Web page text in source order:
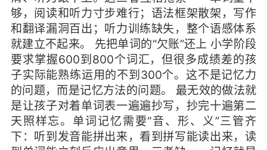
够，阅读和听力寸步难行；语法框架散架，写作
和翻译漏洞百出；听力训练缺失，整个语感体系
就建立不起来。 先把单词的“欠账”还上 小学阶段
要求掌握600到800个词汇，但很多成绩差的孩
子实际能熟练运用的不到300个。这不是记忆力
的问题，而是记忆方法的问题。 最无效的做法就
是让孩子对着单词表一遍遍抄写，抄完十遍第二
天照样忘。单词记忆需要“音、形、义”三管齐
下：听到发音能拼出来，看到拼写能读出来，读